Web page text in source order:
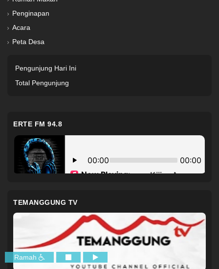
Penginapan
Acara
Peta Desa
Pengunjung Hari Ini
Total Pengunjung
ERTE FM 94.8
TEMANGGUNG TV
Ramah